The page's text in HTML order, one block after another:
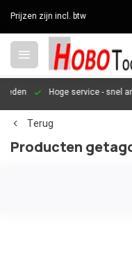
Prijzen zijn incl. btw
Hoge service- snel
Terug
Producten